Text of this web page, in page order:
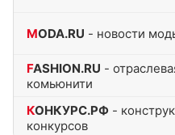
MODA.RU - новости
FASHION.RU -
комьюнити
КОНКУРС.РФ -
конкурсов